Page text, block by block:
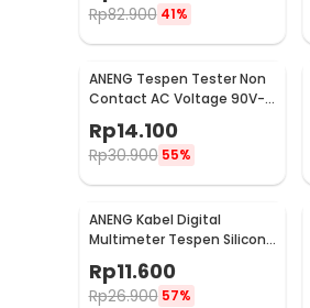
Rp82.900 41%
ANENG Tespen Tester Non
Contact AC Voltage 90V-
Rp14.100
Rp30.900 55%
ANENG Kabel Digital
Multimeter Tespen Silicon
Rubber Wire 10A 1000V -
PT1004
Rp11.600
Rp26.900 57%